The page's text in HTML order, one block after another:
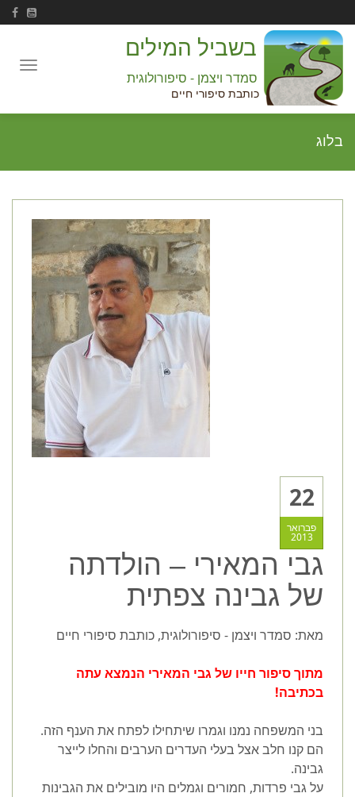
Toggle
בשביל המילים
סמדר ויצמן - סיפורולוגית
כותבת סיפורי חיים
בלוג
22
פברואר
2013
גבי המאירי – הולדתה
של גבינה צפתית
מאת: סמדר ויצמן - סיפורולוגית, כותבת סיפורי חיים
מתוך סיפור חייו של גבי המאירי הנמצא עתה
בכתיבה!
בני המשפחה נמנו וגמרו שיתחילו לפתח את הענף הזה.
הם קנו חלב אצל בעלי העדרים הערבים והחלו לייצר
גבינה.
על גבי פרדות, חמורים וגמלים היו מובילים את הגבינות